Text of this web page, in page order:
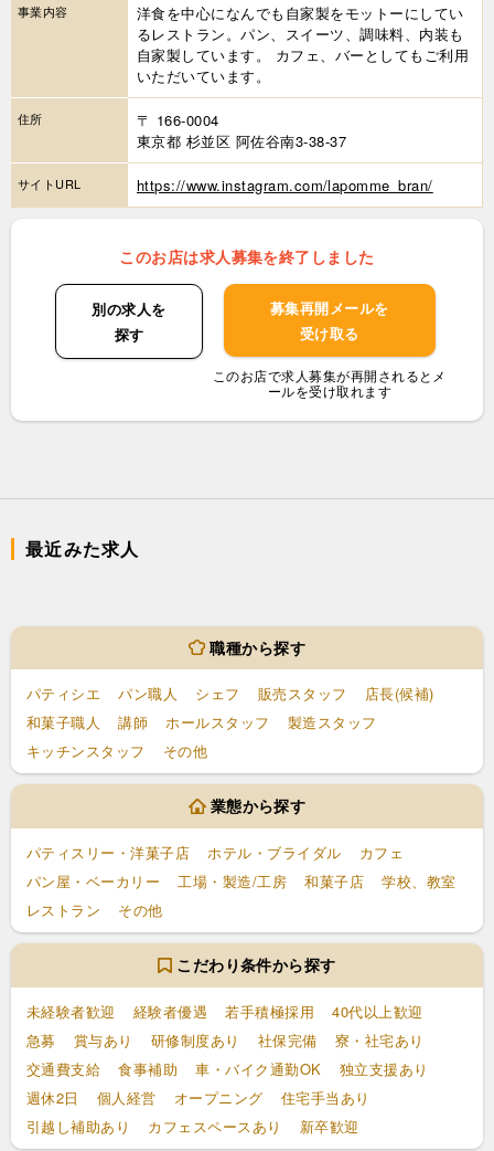
事業内容
洋食を中心になんでも自家製をモットーにしてい
るレストラン。パン、スイーツ、調味料、内装も
自家製しています。 カフェ、バーとしてもご利用
いただいています。
住所
〒 166-0004
東京都 杉並区 阿佐谷南3-38-37
サイトURL https://www.instagram.com/lapomme_bran/
このお店は求人募集を終了しました
別の求人を
探す
募集再開メールを
受け取る
このお店で求人募集が再開されるとメ
ールを受け取れます
最近みた求人
職種から探す
パティシエ パン職人 シェフ 販売スタッフ
店長(候補)
和菓子職人
講師 ホールスタッフ
製造スタッフ
キッチンスタッフ
その他
業態から探す
パティスリー・洋菓子店 ホテル・ブライダル
カフェ
パン屋・ベーカリー
工場・製造/工房 和菓子店
学校、教室
レストラン
その他
こだわり条件から探す
未経験者歓迎 経験者優遇 若手積極採用
40代以上歓迎
急募
賞与あり 研修制度あり 社保完備
寮・社宅あり
交通費支給
食事補助 車・バイク通勤OK
独立支援あり
週休2日
個人経営 オープニング
住宅手当あり
引越し補助あり
カフェスペースあり 新卒歓迎